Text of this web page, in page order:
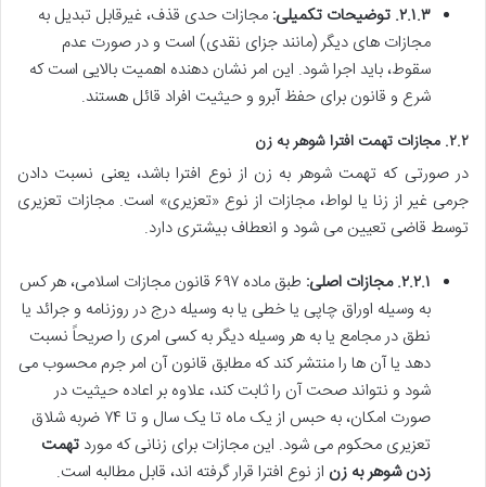
۲.۱.۳. توضیحات تکمیلی:
مجازات حدی قذف، غیرقابل تبدیل به
مجازات های دیگر (مانند جزای نقدی) است و در صورت عدم
سقوط، باید اجرا شود. این امر نشان دهنده اهمیت بالایی است که
شرع و قانون برای حفظ آبرو و حیثیت افراد قائل هستند.
۲.۲. مجازات تهمت افترا شوهر به زن
در صورتی که تهمت شوهر به زن از نوع افترا باشد، یعنی نسبت دادن
جرمی غیر از زنا یا لواط، مجازات از نوع «تعزیری» است. مجازات تعزیری
توسط قاضی تعیین می شود و انعطاف بیشتری دارد.
۲.۲.۱. مجازات اصلی:
طبق ماده ۶۹۷ قانون مجازات اسلامی، هر کس
به وسیله اوراق چاپی یا خطی یا به وسیله درج در روزنامه و جرائد یا
نطق در مجامع یا به هر وسیله دیگر به کسی امری را صریحاً نسبت
دهد یا آن ها را منتشر کند که مطابق قانون آن امر جرم محسوب می
شود و نتواند صحت آن را ثابت کند، علاوه بر اعاده حیثیت در
صورت امکان، به حبس از یک ماه تا یک سال و تا ۷۴ ضربه شلاق
تعزیری محکوم می شود. این مجازات برای زنانی که مورد تهمت
زدن شوهر به زن از نوع افترا قرار گرفته اند، قابل مطالبه است.